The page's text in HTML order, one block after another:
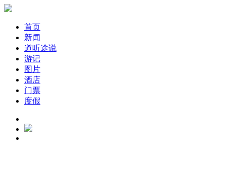
首页
新闻
道听途说
游记
图片
酒店
门票
度假